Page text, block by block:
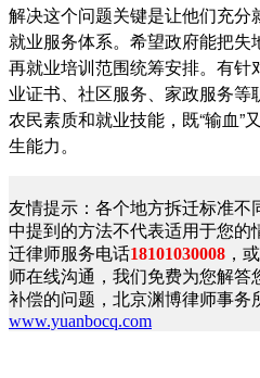
解决这个问题关键是让他们充
就业服务体系。希望政府能把
再就业培训范围统筹安排。有
业证书、社区服务、家政服务
农民素质和就业技能，既“输血”
生能力。
友情提示：各个地方拆迁标准不
中提到的方法不代表适用于您的
迁律师服务电话18101030008 ，
师在线沟通，我们免费为您解
补偿的问题，北京渊博律师事务
www.yuanbocq.com